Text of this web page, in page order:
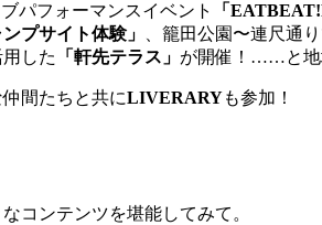
パフォーマンスイベント
「
プサイト体験」 、籠田公園〜連尺通
した 「軒先テラス」 が開催！……と地
間たちと共にLIVERARYも参加！
コンテンツを堪能してみて。